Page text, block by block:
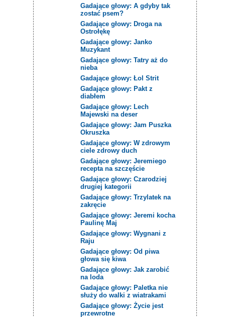
Gadające głowy: A gdyby tak
zostać psem?
Gadające głowy: Droga na
Ostrołękę
Gadające głowy: Janko
Muzykant
Gadające głowy: Tatry aż do
nieba
Gadające głowy: Łol Strit
Gadające głowy: Pakt z
diabłem
Gadające głowy: Lech
Majewski na deser
Gadające głowy: Jam Puszka
Okruszka
Gadające głowy: W zdrowym
ciele zdrowy duch
Gadające głowy: Jeremiego
recepta na szczęście
Gadające głowy: Czarodziej
drugiej kategorii
Gadające głowy: Trzylatek na
zakręcie
Gadające głowy: Jeremi kocha
Paulinę Maj
Gadające głowy: Wygnani z
Raju
Gadające głowy: Od piwa
głowa się kiwa
Gadające głowy: Jak zarobić
na loda
Gadające głowy: Paletka nie
służy do walki z wiatrakami
Gadające głowy: Życie jest
przewrotne